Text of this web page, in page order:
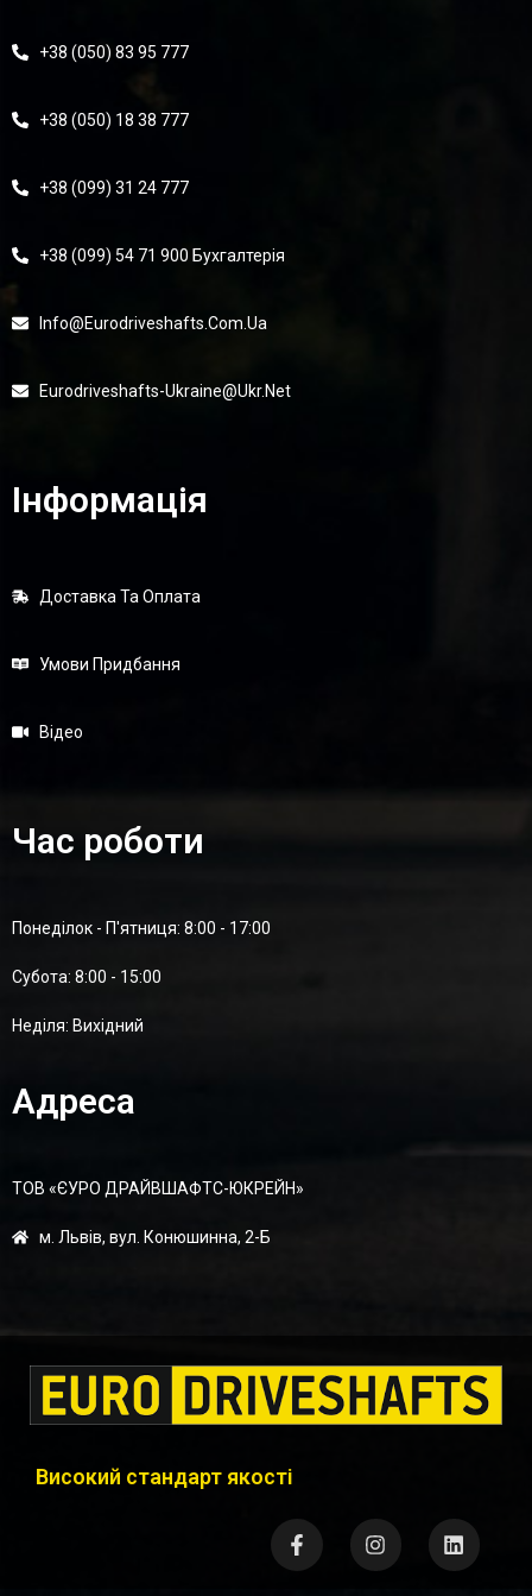
+38 (050) 83 95 777
+38 (050) 18 38 777
+38 (099) 31 24 777
+38 (099) 54 71 900 Бухгалтерія
Info@eurodriveshafts.com.ua
Eurodriveshafts-Ukraine@ukr.net
Інформація
Доставка Та Оплата
Умови Придбання
Відео
Час роботи
Понеділок - П'ятниця: 8:00 - 17:00
Суботa: 8:00 - 15:00
Неділя: Вихідний
Адреса
ТОВ «ЄУРО ДРАЙВШАФТC-ЮКРЕЙН»
м. Львів, вул. Конюшинна, 2-Б
Високий стандарт якості